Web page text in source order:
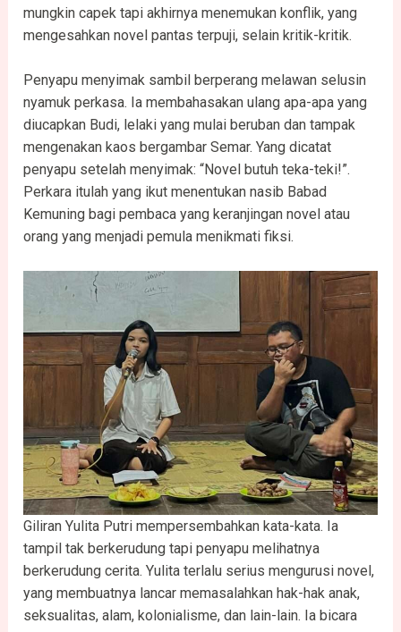
mungkin capek tapi akhirnya menemukan konflik, yang
mengesahkan novel pantas terpuji, selain kritik-kritik.
Penyapu menyimak sambil berperang melawan selusin
nyamuk perkasa. Ia membahasakan ulang apa-apa yang
diucapkan Budi, lelaki yang mulai beruban dan tampak
mengenakan kaos bergambar Semar. Yang dicatat
penyapu setelah menyimak: “Novel butuh teka-teki!”.
Perkara itulah yang ikut menentukan nasib Babad
Kemuning bagi pembaca yang keranjingan novel atau
orang yang menjadi pemula menikmati fiksi.
Giliran Yulita Putri mempersembahkan kata-kata. Ia
tampil tak berkerudung tapi penyapu melihatnya
berkerudung cerita. Yulita terlalu serius mengurusi novel,
yang membuatnya lancar memasalahkan hak-hak anak,
seksualitas, alam, kolonialisme, dan lain-lain. Ia bicara